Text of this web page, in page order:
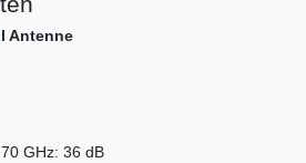
Antenne
GHz: 36 dB